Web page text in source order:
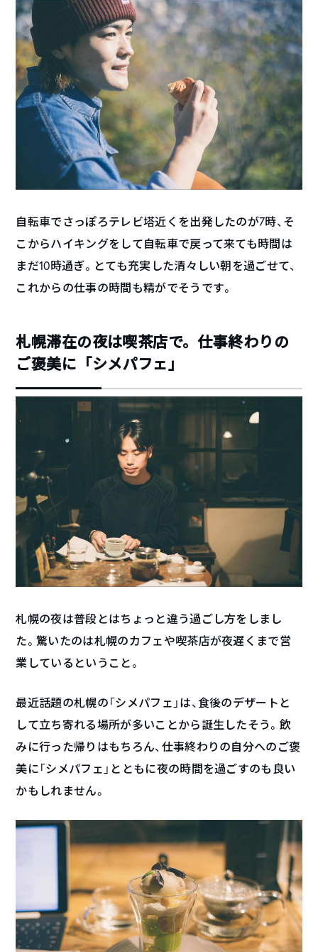
自転車でさっぽろテレビ塔近くを出発したのが7時、そ
こからハイキングをして自転車で戻って来ても時間は
まだ10時過ぎ。とても充実した清々しい朝を過ごせて、
これからの仕事の時間も精がでそうです。
札幌滞在の夜は喫茶店で。仕事終わりの
ご褒美に「シメパフェ」
札幌の夜は普段とはちょっと違う過ごし方をしまし
た。驚いたのは札幌のカフェや喫茶店が夜遅くまで営
業しているということ。
最近話題の札幌の「シメパフェ」は、食後のデザートと
して立ち寄れる場所が多いことから誕生したそう。飲
みに行った帰りはもちろん、仕事終わりの自分へのご褒
美に「シメパフェ」とともに夜の時間を過ごすのも良い
かもしれません。